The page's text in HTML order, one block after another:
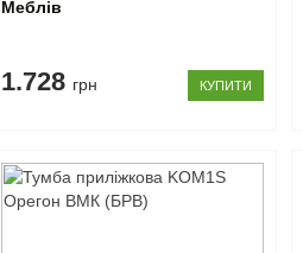
Меблів
1.728 грн КУПИТИ